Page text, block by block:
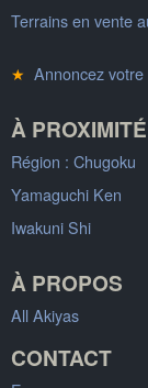
Terrains en vente
★ Annoncez
À PROXIMITÉ
Région : Chugoku
Yamaguchi Ken
Iwakuni Shi
À PROPOS
All Akiyas
CONTACT